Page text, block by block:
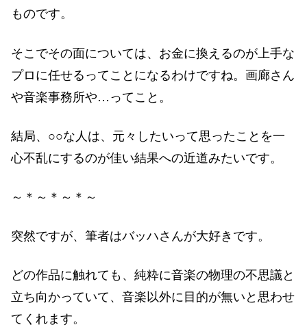
ものです。
そこでその面については、お金に換えるのが上手な
プロに任せるってことになるわけですね。画廊さん
や音楽事務所や…ってこと。
結局、○○な人は、元々したいって思ったことを一
心不乱にするのが佳い結果への近道みたいです。
～＊～＊～＊～
突然ですが、筆者はバッハさんが大好きです。
どの作品に触れても、純粋に音楽の物理の不思議と
立ち向かっていて、音楽以外に目的が無いと思わせ
てくれます。